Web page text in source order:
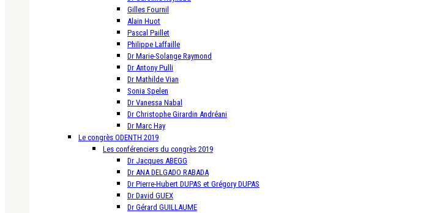
Gilles Fournil
Alain Huot
Pascal Paillet
Philippe Laffaille
Dr Marie-Solange Raymond
Dr Antony Pulli
Dr Mathilde Vian
Sonia Spelen
Dr Vanessa Nabal
Dr Christophe Girardin Andréani
Dr Marc Hay
Le congrès ODENTH 2019
Les conférenciers du congrès 2019
Dr Jacques ABEGG
Dr ANA DELGADO RABADA
Dr Pierre-Hubert DUPAS et Grégory DUPAS
Dr David GUEX
Dr Gérard GUILLAUME